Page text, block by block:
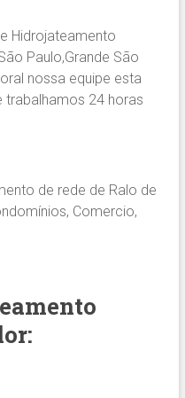
Hidrojateamento
Paulo,Grande São
nossa equipe esta
24 horas
de rede de Ralo de
Comercio,